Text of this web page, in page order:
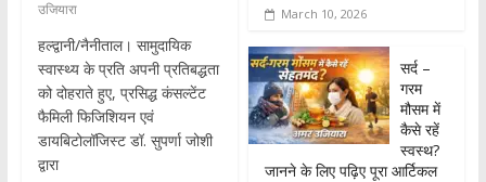
उजियारा
हल्द्वानी/नैनीताल। सामुदायिक
स्वास्थ्य के प्रति अपनी प्रतिबद्धता
को दोहराते हुए, प्रसिद्ध कंसल्टेंट
फैमिली फिजिशियन एवं
डायबिटोलॉजिस्ट डॉ. सुपर्णा जोशी
द्वारा
March 10, 2026
सर्द –
गरम
मौसम में
कैसे रहें
स्वस्थ?
जानने के लिए पढ़िए पूरा आर्टिकल